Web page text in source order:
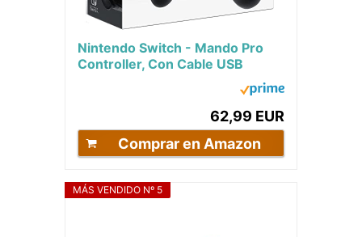
Nintendo Switch - Mando Pro
Controller, Con Cable USB
62,99 EUR
Comprar en Amazon
MÁS VENDIDO Nº 5